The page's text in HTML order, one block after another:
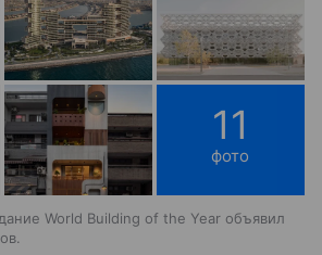
11
фото
World Building of the Year объявил